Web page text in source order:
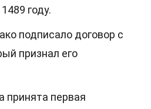
году.
подписало договор с
признал его
принята первая